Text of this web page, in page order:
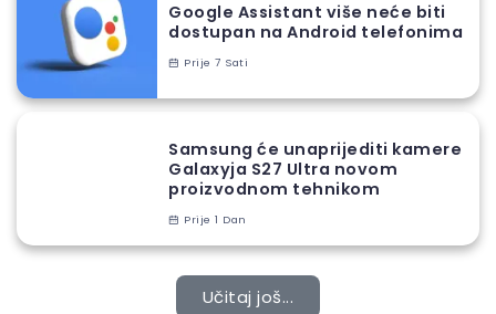
Google Assistant više neće biti
dostupan na Android telefonima
Prije 7 Sati
Samsung će unaprijediti kamere
Galaxyja S27 Ultra novom
proizvodnom tehnikom
Prije 1 Dan
Učitaj još...